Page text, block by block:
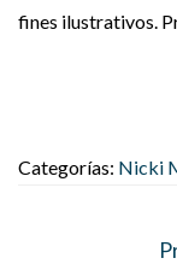
fines ilustrativos.
Categorías: Nicki